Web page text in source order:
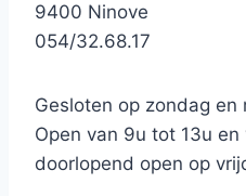
9400 Ninove
054/32.68.17
Gesloten op zondag en
Open van 9u tot 13u en
doorlopend open op